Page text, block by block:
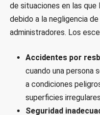
de situaciones en las que
debido a la negligencia
administradores. Los
Accidentes por
cuando una persona
a condiciones
superficies
Seguridad